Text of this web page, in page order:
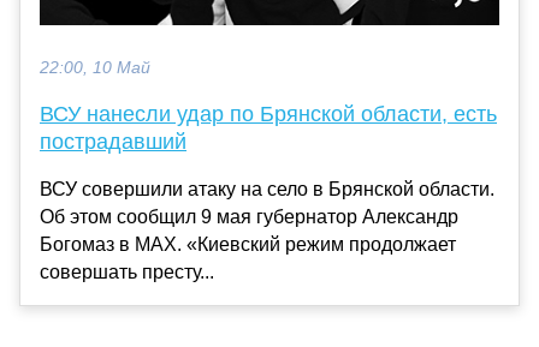
22:00, 10 Май
ВСУ нанесли удар по Брянской области, есть
пострадавший
ВСУ совершили атаку на село в Брянской области.
Об этом сообщил 9 мая губернатор Александр
Богомаз в MAX. «Киевский режим продолжает
совершать престу...